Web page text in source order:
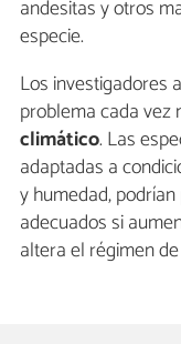
andesitas y otros
especie.
Los investigadores
problema cada vez
climático. Las
adaptadas a
y humedad,
adecuados si
altera el régimen